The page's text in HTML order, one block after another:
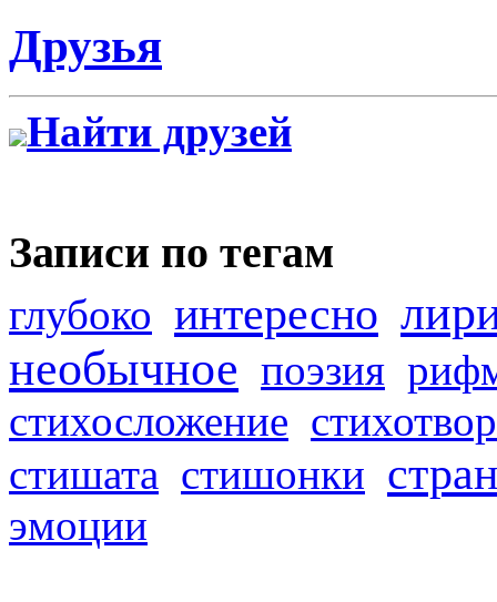
Друзья
Найти друзей
Записи по тегам
глубоко интересно
необычное поэзия
стихосложение
стишата стишонки
эмоции